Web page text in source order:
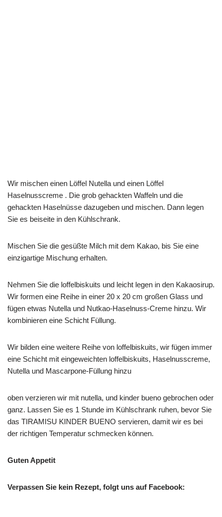
Wir mischen einen Löffel Nutella und einen Löffel
Haselnusscreme . Die grob gehackten Waffeln und die
gehackten Haselnüsse dazugeben und mischen. Dann legen
Sie es beiseite in den Kühlschrank.
Mischen Sie die gesüßte Milch mit dem Kakao, bis Sie eine
einzigartige Mischung erhalten.
Nehmen Sie die loffelbiskuits und leicht legen in den Kakaosirup.
Wir formen eine Reihe in einer 20 x 20 cm großen Glass und
fügen etwas Nutella und Nutkao-Haselnuss-Creme hinzu. Wir
kombinieren eine Schicht Füllung.
Wir bilden eine weitere Reihe von loffelbiskuits, wir fügen immer
eine Schicht mit eingeweichten loffelbiskuits, Haselnusscreme,
Nutella und Mascarpone-Füllung hinzu
oben verzieren wir mit nutella, und kinder bueno gebrochen oder
ganz. Lassen Sie es 1 Stunde im Kühlschrank ruhen, bevor Sie
das TIRAMISU KINDER BUENO servieren, damit wir es bei
der richtigen Temperatur schmecken können.
Guten Appetit
Verpassen Sie kein Rezept, folgt uns auf Facebook: